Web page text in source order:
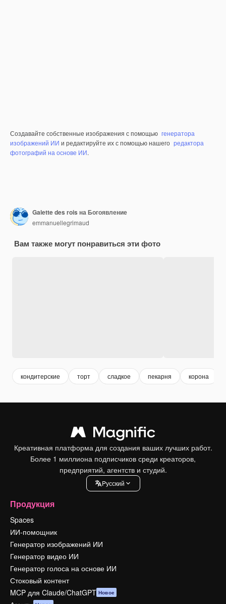
Создавайте собственные изображения с помощью генератора
изображений ИИ и редактируйте их с помощью нашего редактора
фотографий на основе ИИ.
Galette des rois на Богоявление
emmanuellegrimaud
Вам также могут понравиться эти фото
кондитерские торт сладкое пекарня корона
Креативная платформа для создания ваших лучших работ.
Более 1 миллиона подписчиков среди креаторов,
предприятий, агентств и студий.
Pусский
Продукция
Spaces
ИИ-помощник
Генератор изображений ИИ
Генератор видео ИИ
Генератор голоса на основе ИИ
Стоковый контент
MCP для Claude/ChatGPT Новое